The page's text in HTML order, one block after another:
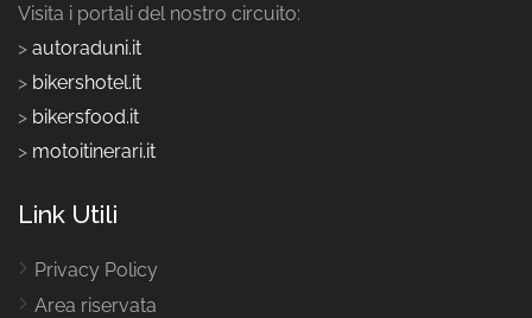
Visita i portali del nostro circuito:
> autoraduni.it
> bikershotel.it
> bikersfood.it
> motoitinerari.it
Link Utili
Privacy Policy
Area riservata